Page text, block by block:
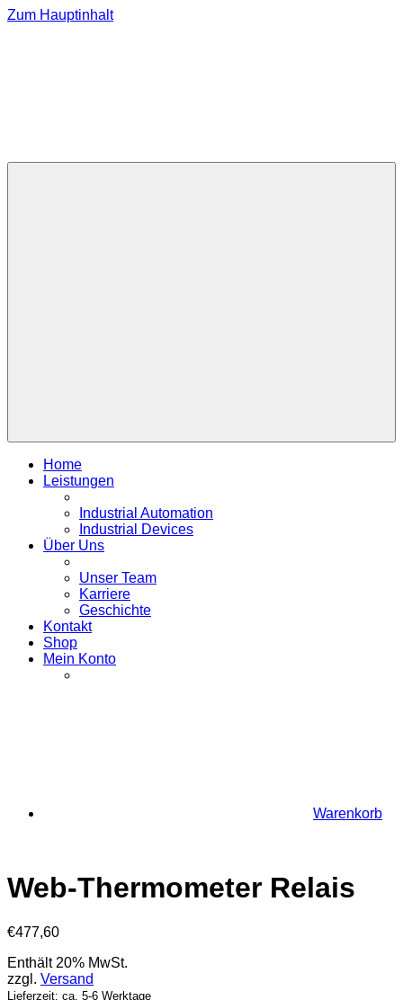
Zum Hauptinhalt
Home
Leistungen
Industrial Automation
Industrial Devices
Über Uns
Unser Team
Karriere
Geschichte
Kontakt
Shop
Mein Konto
Warenkorb
Web-Thermometer Relais
€477,60
Enthält 20% MwSt.
zzgl. Versand
Lieferzeit: ca. 5-6 Werktage